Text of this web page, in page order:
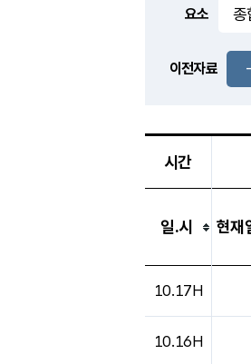
-
요소
이전자료
시간
일.시 현재
10.17H
10.16H